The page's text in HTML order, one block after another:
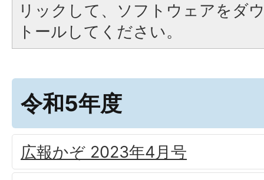
リックして、ソフトウェアをダ
トールしてください。
令和5年度
広報かぞ 2023年4月号